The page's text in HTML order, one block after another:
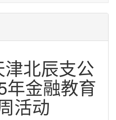
北辰支公
年金融教育
活动